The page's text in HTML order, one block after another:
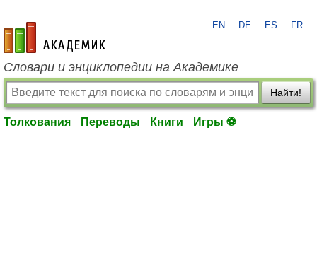
academic.ru
EN DE ES FR
Словари и энциклопедии на Академике
Найти!
Толкования Переводы Книги Игры ⚽